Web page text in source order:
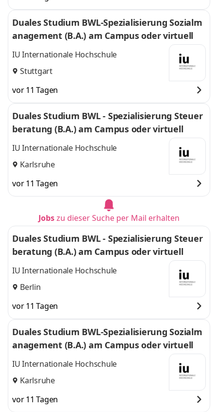
Duales Studium BWL-Spezialisierung Sozialm
anagement (B.A.) am Campus oder virtuell
IU Internationale Hochschule
Stuttgart
vor 11 Tagen
Duales Studium BWL - Spezialisierung Steuer
beratung (B.A.) am Campus oder virtuell
IU Internationale Hochschule
Karlsruhe
vor 11 Tagen
Jobszu dieser Suche per Mail erhalten
Duales Studium BWL - Spezialisierung Steuer
beratung (B.A.) am Campus oder virtuell
IU Internationale Hochschule
Berlin
vor 11 Tagen
Duales Studium BWL-Spezialisierung Sozialm
anagement (B.A.) am Campus oder virtuell
IU Internationale Hochschule
Karlsruhe
vor 11 Tagen